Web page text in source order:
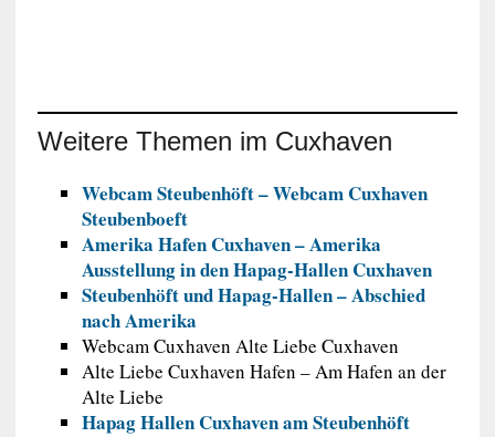
Weitere Themen im Cuxhaven
Webcam Steubenhöft – Webcam Cuxhaven
Steubenboeft
Amerika Hafen Cuxhaven – Amerika
Ausstellung in den Hapag-Hallen Cuxhaven
Steubenhöft und Hapag-Hallen – Abschied
nach Amerika
Webcam Cuxhaven Alte Liebe Cuxhaven
Alte Liebe Cuxhaven Hafen – Am Hafen an der
Alte Liebe
Hapag Hallen Cuxhaven am Steubenhöft